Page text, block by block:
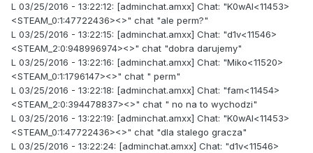
L 03/25/2016 - 13:22:12: [adminchat.amxx] Chat: "K0wAl<11453>
<STEAM_0:1:47722436><>" chat "ale perm?"
L 03/25/2016 - 13:22:15: [adminchat.amxx] Chat: "d1v<11546>
<STEAM_2:0:948996974><>" chat "dobra darujemy"
L 03/25/2016 - 13:22:16: [adminchat.amxx] Chat: "Miko<11520>
<STEAM_0:1:1796147><>" chat " perm"
L 03/25/2016 - 13:22:18: [adminchat.amxx] Chat: "fam<11454>
<STEAM_2:0:394478837><>" chat " no na to wychodzi"
L 03/25/2016 - 13:22:19: [adminchat.amxx] Chat: "K0wAl<11453>
<STEAM_0:1:47722436><>" chat "dla stalego gracza"
L 03/25/2016 - 13:22:24: [adminchat.amxx] Chat: "d1v<11546>